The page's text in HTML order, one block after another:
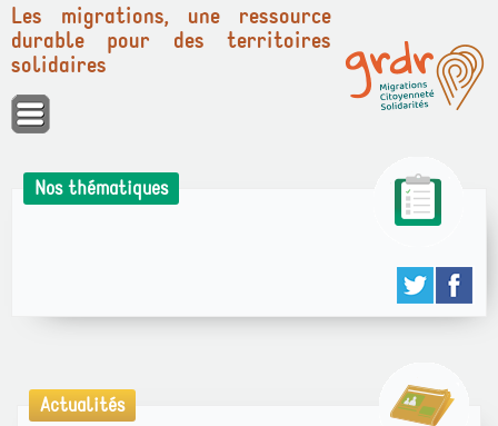
Panneau de gestion des cookies
Les migrations, une ressource
durable pour des territoires
solidaires
Nos thématiques
Actualités